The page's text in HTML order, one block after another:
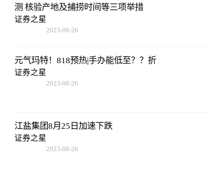
测 核验产地及捕捞时间等三项举措
证券之星
2023-08-26
元气玛特！818预热|手办能低至？？折
证券之星
2023-08-26
江盐集团8月25日加速下跌
证券之星
2023-08-26